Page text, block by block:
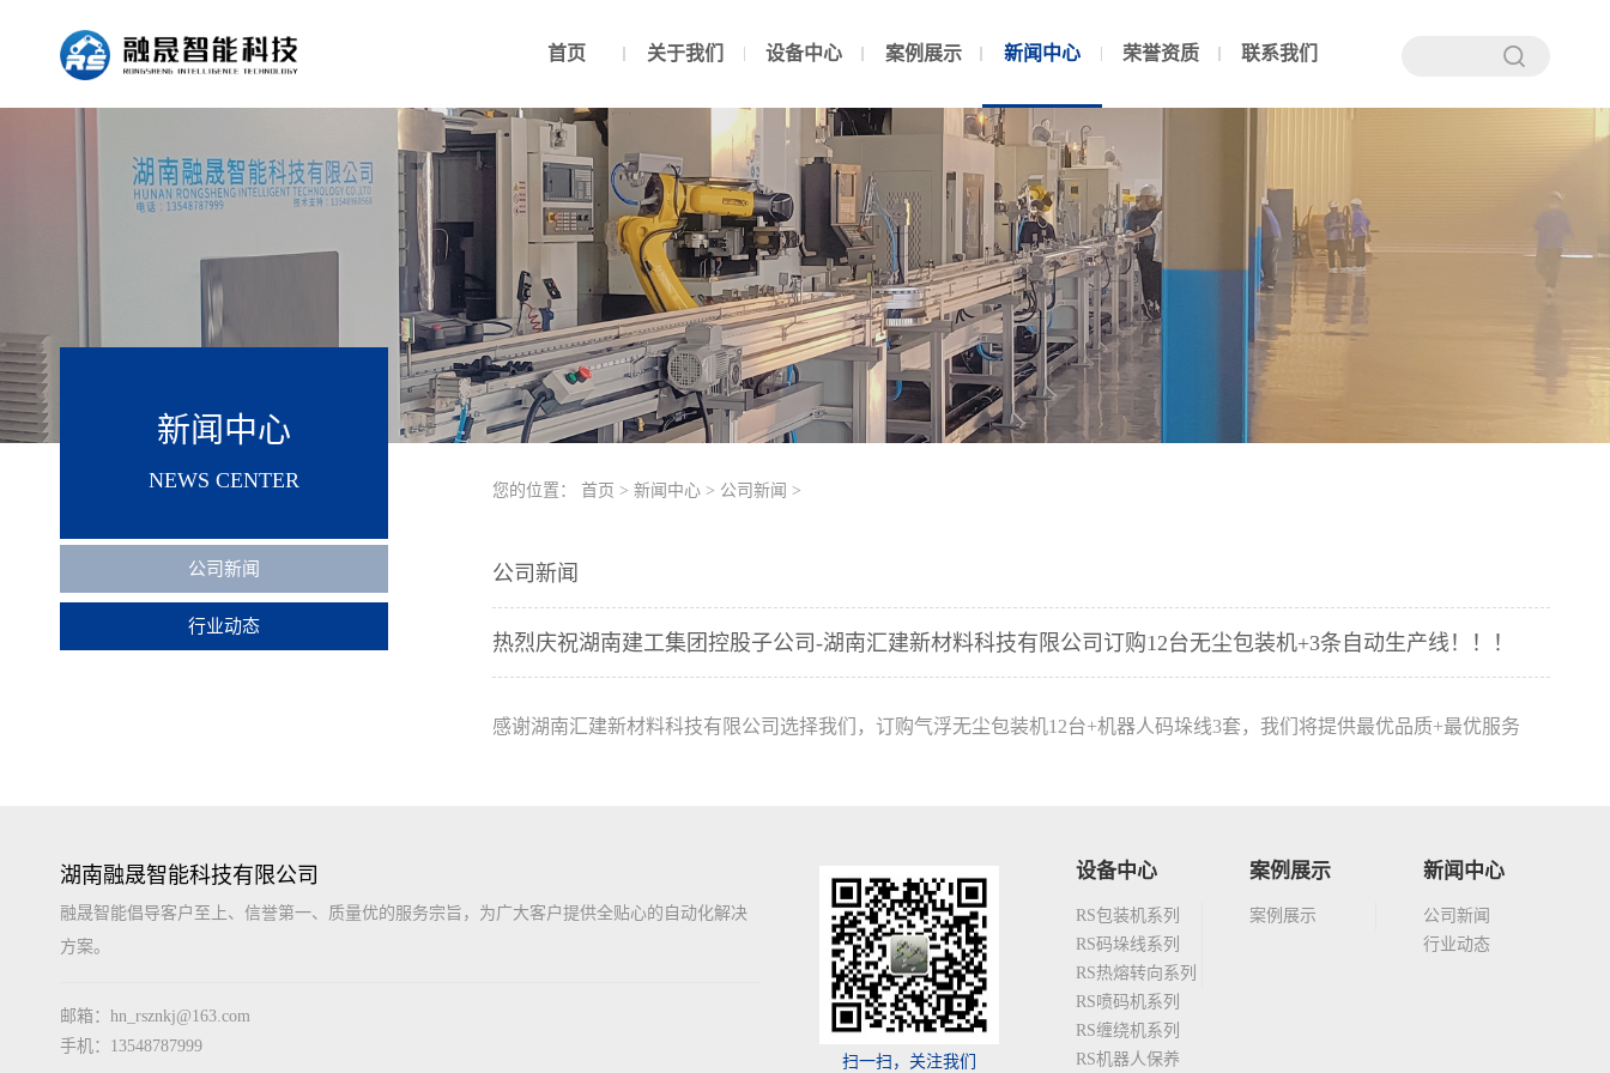
首页 关于我们 设备中心 案例展示 新闻中心 荣誉资质 联系我们
新闻中心
NEWS CENTER
公司新闻
行业动态
您的位置： 首页 > 新闻中心> 公司新闻 >
公司新闻
热烈庆祝湖南建工集团控股子公司-湖南汇建新材料科技有限公司订购12台无尘包装机+3条自动生产线！！！
感谢湖南汇建新材料科技有限公司选择我们，订购气浮无尘包装机12台+机器人码垛线3套，我们将提供最优品质+最优服务
湖南融晟智能科技有限公司
融晟智能倡导客户至上、信誉第一、质量优的服务宗旨，为广大客户提供全贴心的自动化解决
方案。
邮箱：hn_rsznkj@163.com
手机：13548787999
扫一扫，关注我们
设备中心
RS包装机系列
RS码垛线系列
RS热熔转向系列
RS喷码机系列
RS缠绕机系列
RS机器人保养
案例展示
案例展示
新闻中心
公司新闻
行业动态